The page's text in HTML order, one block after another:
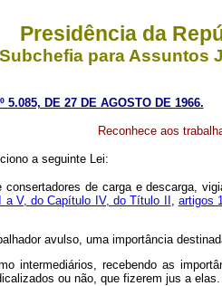
Presidência da
Subchefia para Assuntos
5.085, DE 27 DE AGOSTO DE 1966.
Reconhece aos
a seguinte Lei:
de carga e descarga,
a V, do Capítulo IV, do Título II , artigos
avulso, uma importância
intermediários, recebendo as
ou não, que fizerem jus a elas.